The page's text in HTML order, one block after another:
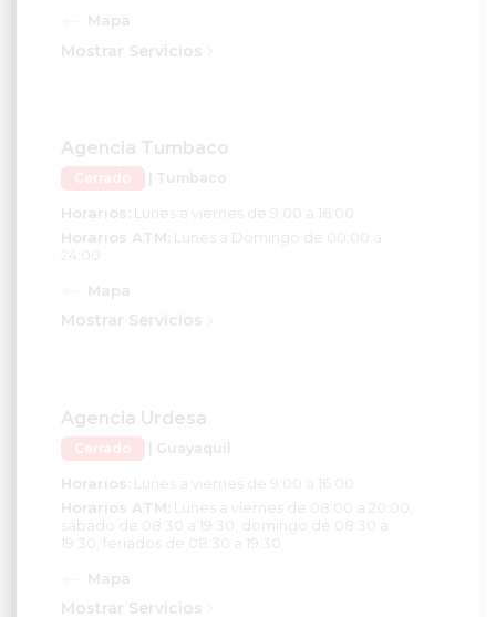
Mostrar Servicios
Cerrado | Tumbaco
Horarios:Lunes a viernes de 9:00 a 16:00
Horarios ATM:
Lunes a Domingo de 00:00 a
24:00
Mostrar Servicios
Cerrado | Guayaquil
Horarios:Lunes a viernes de 9:00 a 16:00
Horarios ATM:
Lunes a viernes de 08:00 a 20:00,
sábado de 08:30 a 19:30, domingo de 08:30 a
19:30, feriados de 08:30 a 19:30
Mapa
Mostrar Servicios